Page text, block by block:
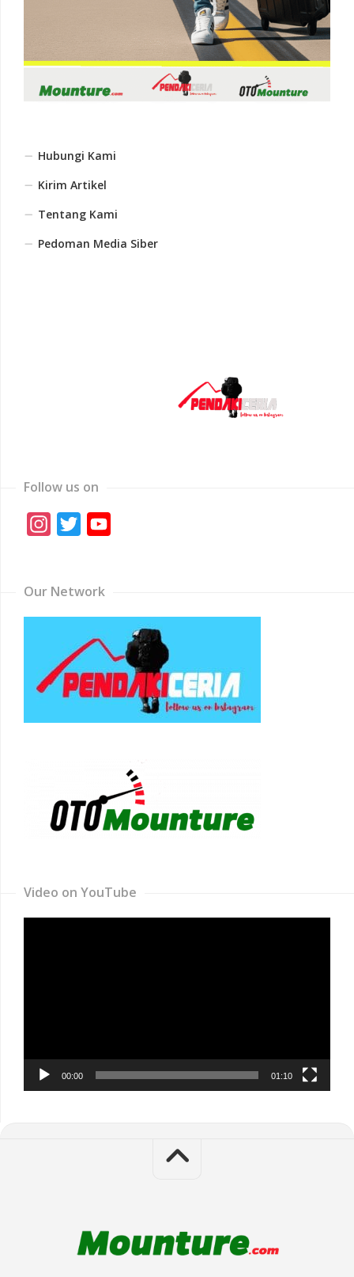
Hubungi Kami
Kirim Artikel
Tentang Kami
Pedoman Media Siber
Follow us on
Instagram
Twitter
Our Network
Video on YouTube
00:00 01:10